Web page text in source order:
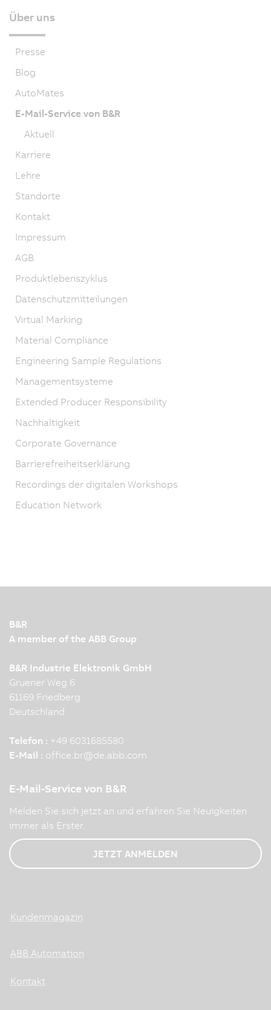
Über uns
Presse
Blog
AutoMates
E-Mail-Service von B&R
Aktuell
Karriere
Lehre
Standorte
Kontakt
Impressum
AGB
Produktlebenszyklus
Datenschutzmitteilungen
Virtual Marking
Material Compliance
Engineering Sample Regulations
Managementsysteme
Extended Producer Responsibility
Nachhaltigkeit
Corporate Governance
Barrierefreiheitserklärung
Recordings der digitalen Workshops
Education Network
B&R
A member of the ABB Group
B&R Industrie Elektronik GmbH
Gruener Weg 6
61169 Friedberg
Deutschland
Telefon : +49 6031685580
E-Mail : office.br@de.abb.com
E-Mail-Service von B&R
Melden Sie sich jetzt an und erfahren Sie Neuigkeiten
immer als Erster.
JETZT ANMELDEN
Kundenmagazin
ABB Automation
Kontakt